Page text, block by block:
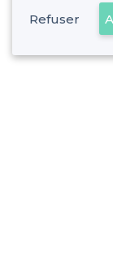
Refuser